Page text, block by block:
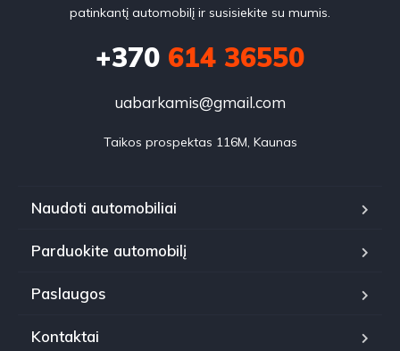
patinkantį automobilį ir susisiekite su mumis.
+370 614 36550
uabarkamis@gmail.com
Taikos prospektas 116M, Kaunas
Naudoti automobiliai
Parduokite automobilį
Paslaugos
Kontaktai